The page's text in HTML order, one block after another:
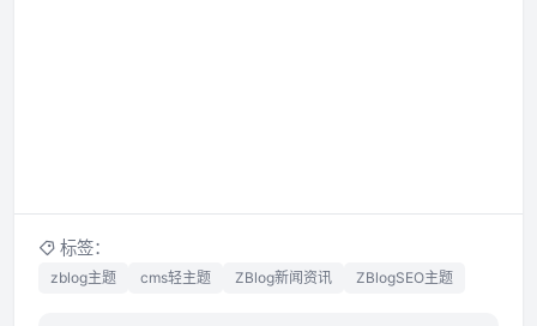
标签：
zblog主题 cms轻主题 ZBlog新闻资讯 ZBlogSEO主题